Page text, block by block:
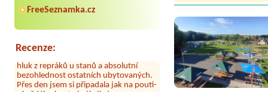
FreeSeznamka.cz
Recenze:
množství návštěvníků není
restaurace, kebab a další občerstvení.
hluk z repráků u stanů a absolutní
bezohlednost ostatních ubytovaných.
Přes den jsem si připadala jak na pouti-
z každého koutu hrála jiná
hudba.Kemp pěkný, ale takový rámus